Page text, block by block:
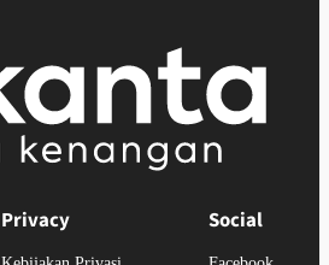
Privacy Social